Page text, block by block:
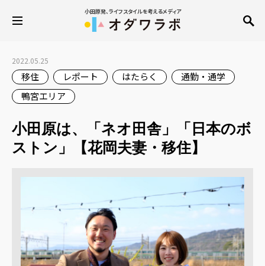
小田原発、ライフスタイルを考えるメディア
2022.05.25
移住 レポート はたらく
通勤・通学
鴨宮エリア
小田原は、「ネオ田舎」「日本のボ
ストン」【花岡夫妻・移住】